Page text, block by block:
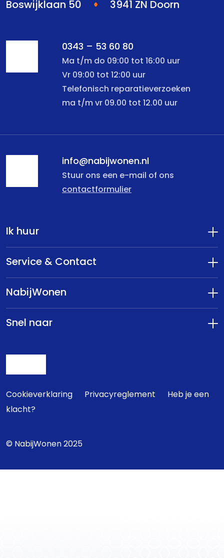
Boswijklaan 50 3941 ZN Doorn
0343 – 53 60 80
Ma t/m do 09:00 tot 16:00 uur
Vr 09:00 tot 12:00 uur
Telefonisch reparatieverzoeken
ma t/m vr 09.00 tot 12.00 uur
info@nabijwonen.nl
Stuur ons een e-mail of ons
contactformulier
Ik huur
Service & Contact
NabijWonen
Snel naar
Cookieverklaring Privacyreglement
Heb je een
klacht?
© NabijWonen 2025